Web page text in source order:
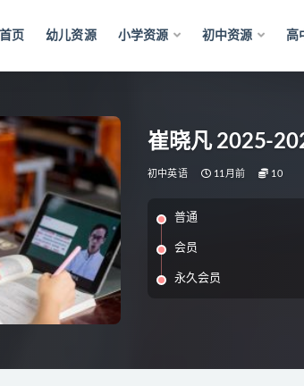
首页 幼儿资源 小学资源 初中资源 高
崔晓凡 2025-
初中英语 11月前 10
普通
会员
永久会员